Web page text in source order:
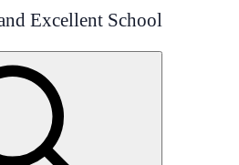
Excellent School